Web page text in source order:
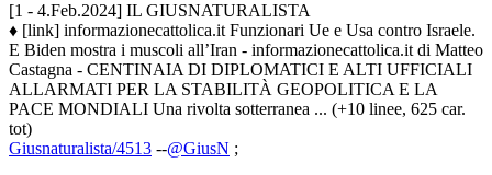
[1 - 4.Feb.2024] IL GIUSNATURALISTA
♦ [link] informazionecattolica.it Funzionari Ue e Usa contro Israele.
E Biden mostra i muscoli all’Iran - informazionecattolica.it di Matteo
Castagna - CENTINAIA DI DIPLOMATICI E ALTI UFFICIALI
ALLARMATI PER LA STABILITÀ GEOPOLITICA E LA
PACE MONDIALI Una rivolta sotterranea ... (+10 linee, 625 car.
tot)
Giusnaturalista/4513 --@GiusN ;